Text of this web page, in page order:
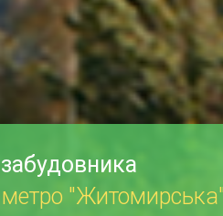
метро "Житомирська"